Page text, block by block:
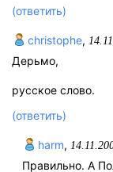
(ответить)
christophe,
Дерьмо,
русское слово.
(ответить)
harm,
Правильно. А